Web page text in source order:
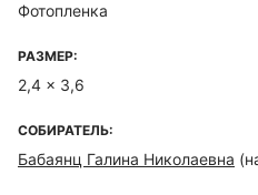
Фотопленка
РАЗМЕР:
2,4 x 3,6
СОБИРАТЕЛЬ:
Бабаянц Галина Николаевна